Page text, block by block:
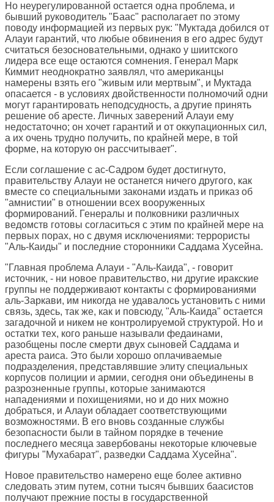
Но неурегулированной остается одна проблема, и
бывший руководитель "Баас" располагает по этому
поводу информацией из первых рук: "Муктада добился от
Алауи гарантий, что любые обвинения в его адрес будут
считаться безосновательными, однако у шиитского
лидера все еще остаются сомнения. Генерал Марк
Киммит неоднократно заявлял, что американцы
намерены взять его "живым или мертвым", и Муктада
опасается - в условиях двойственности полномочий одни
могут гарантировать неподсудность, а другие принять
решение об аресте. Личных заверений Алауи ему
недостаточно; он хочет гарантий и от оккупационных сил,
а их очень трудно получить, по крайней мере, в той
форме, на которую он рассчитывает".
Если соглашение с ас-Садром будет достигнуто,
правительству Алауи не останется ничего другого, как
вместе со специальными законами издать и приказ об
"амнистии" в отношении всех вооруженных
формирований. Генералы и полковники различных
ведомств готовы согласиться с этим по крайней мере на
первых порах, но с двумя исключениями: террористы
"Аль-Каиды" и последние сторонники Саддама Хусейна.
"Главная проблема Алауи - "Аль-Каида", - говорит
источник, - ни новое правительство, ни другие иракские
группы не поддерживают контакты с формированиями
аль-Заркави, им никогда не удавалось установить с ними
связь, здесь, так же, как и повсюду, "Аль-Каида" остается
загадочной и никем не контролируемой структурой. Но и
остатки тех, кого раньше называли федаинами,
разобщены после смерти двух сыновей Саддама и
ареста раиса. Это были хорошо оплачиваемые
подразделения, представлявшие элиту специальных
корпусов полиции и армии, сегодня они объединены в
разрозненные группы, которые занимаются
нападениями и похищениями, но и до них можно
добраться, и Алауи обладает соответствующими
возможностями. В его вновь созданные службы
безопасности были в тайном порядке в течение
последнего месяца завербованы некоторые ключевые
фигуры "Мухабарат", разведки Саддама Хусейна".
Новое правительство намерено еще более активно
следовать этим путем, сотни тысяч бывших баасистов
получают прежние посты в государственной